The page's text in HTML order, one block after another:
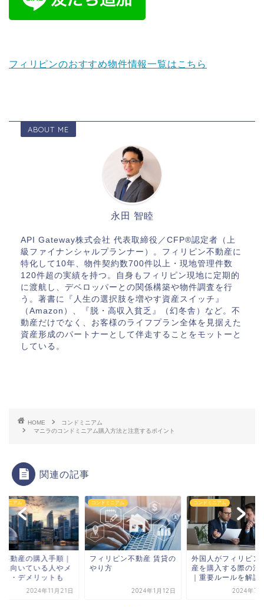
フィリピンのおすすめ物件情報一覧はこちら
ABOUT ME
永田 智睦
API Gateway株式会社 代表取締役／CFP®認定者（上
級ファイナンシャルプランナー）。フィリピン不動産に
特化して10年、物件契約数700件以上・現地管理件数
120件超の実績を持つ。自身もフィリピン現地に定期的
に渡航し、デベロッパーとの関係構築や物件調査を行
う。著書に『人生の選択肢を増やす資産スイッチ』
（Amazon）、『脱・高収入貧乏』（幻冬舎）など。不
動産だけでなく、お客様のライフプラン全体を見据えた
資産形成のパートナーとして伴走することをモットーと
している。
HOME
コンドミニアム
マニラのコンドミニアム購入方法と注意するポイント
関連の記事
ミニアム
リピン不動産 賃貸の
2024年1月12日
コンドミニアム
外国人がフィリピン不動
産を購入する際の注意点
2024年7月29日
コンドミニアム
海外不動産の購入手
投資に向いている人
リット・デメリット
2024年11